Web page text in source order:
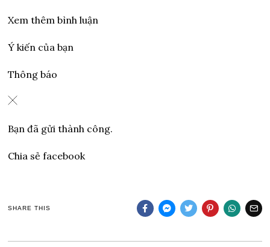
Xem thêm bình luận
Ý kiến của bạn
Thông báo
Bạn đã gửi thành công.
Chia sẻ facebook
SHARE THIS